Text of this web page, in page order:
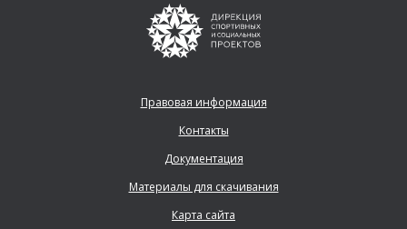
Правовая информация
Контакты
Документация
Материалы для скачивания
Карта сайта